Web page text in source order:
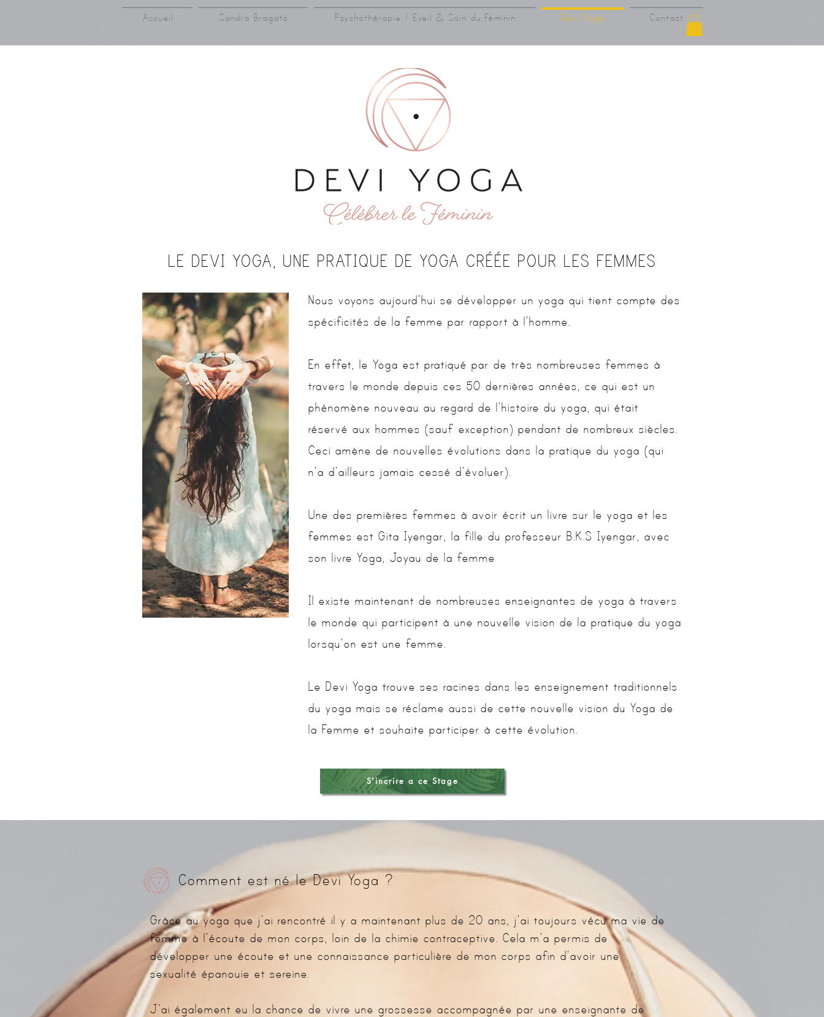
Accueil Sandra Bragato Psychothérapie / Eveil & Soin du Féminin Devi Yoga Contact
LE DEVI YOGA, UNE PRATIQUE DE YOGA CRÉÉE POUR LES FEMMES
Nous voyons aujourd’hui se développer un yoga qui tient compte des
spécificités de la femme par rapport à l’homme.
En effet, le Yoga est pratiqué par de très nombreuses femmes à
travers le monde depuis ces 50 dernières années, ce qui est un
phénomène nouveau au regard de l’histoire du yoga, qui était
réservé aux hommes (sauf exception) pendant de nombreux siècles.
Ceci amène de nouvelles évolutions dans la pratique du yoga (qui
n’a d’ailleurs jamais cessé d’évoluer).
Une des premières femmes à avoir écrit un livre sur le yoga et les
femmes est Gita Iyengar, la fille du professeur B.K.S Iyengar, avec
son livre Yoga, Joyau de la femme
Il existe maintenant de nombreuses enseignantes de yoga à travers
le monde qui participent à une nouvelle vision de la pratique du yoga
lorsqu’on est une femme.
Le Devi Yoga trouve ses racines dans les enseignement traditionnels
du yoga mais se réclame aussi de cette nouvelle vision du Yoga de
la Femme et souhaite participer à cette évolution.
S'incrire a ce Stage
Comment est né le Devi Yoga ?
Grâce au yoga que j’ai rencontré il y a maintenant plus de 20 ans, j’ai toujours vécu ma vie de
femme à l’écoute de mon corps, loin de la chimie contraceptive. Cela m’a permis de
développer une écoute et une connaissance particulière de mon corps afin d’avoir une
sexualité épanouie et sereine.
J’ai également eu la chance de vivre une grossesse accompagnée par une enseignante de